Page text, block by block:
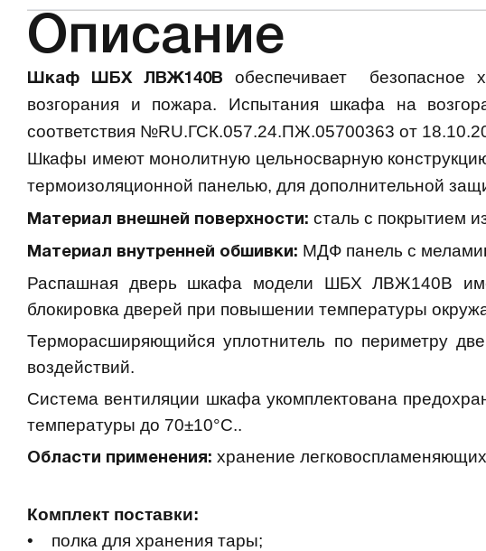
Описание
Шкаф ШБХ ЛВЖ140В обеспечивает
безопасное
возгорания и пожара. Испытания шкафа на
соответствия №RU.ГСК.057.24.ПЖ.05700363 от
Шкафы имеют монолитную цельносварную
термоизоляционной панелью, для дополнительной
Материал внешней поверхности: сталь с покрытием
Материал внутренней обшивки: МДФ панель с
Распашная дверь шкафа модели ШБХ ЛВЖ140В
блокировка дверей при повышении температуры
Терморасширяющийся уплотнитель по периметру
воздействий.
Система вентиляции шкафа укомплектована
температуры до 70±10°С..
Области применения: хранение
Комплект поставки:
• полка для хранения тары;